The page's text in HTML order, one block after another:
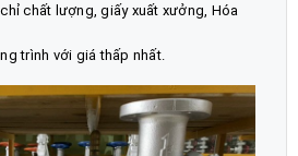
chất lượng, giấy xuất xưởng, Hóa
trình với giá thấp nhất.